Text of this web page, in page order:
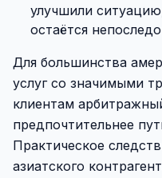
улучшили
остаётся
Для большинства
услуг со значимыми
клиентам
предпочтительнее
Практическое
азиатского